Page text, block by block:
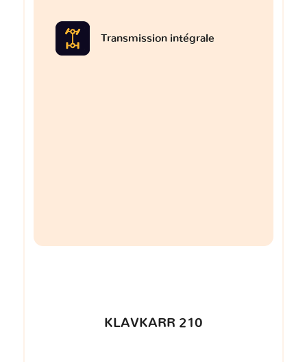
Transmission intégrale
KLAVKARR 210